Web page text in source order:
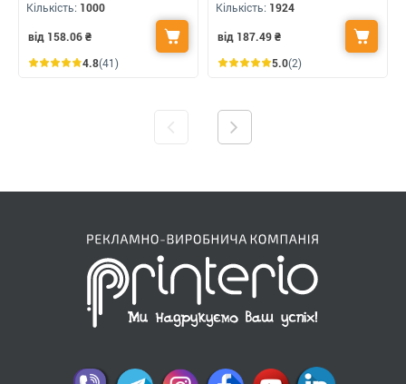
Кількість: 1000
від 158.06₴
4.8(41)
Кількість: 1924
від 187.49₴
5.0(2)